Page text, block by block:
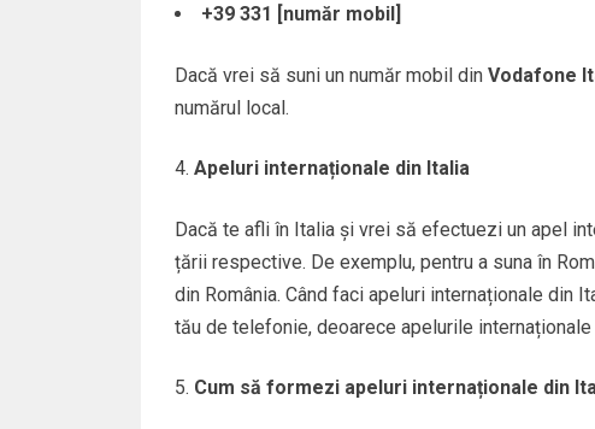
+39 331 [număr mobil]
Dacă vrei să suni un număr mobil din Vodafone
numărul local.
Apeluri internaționale din Italia
Dacă te afli în Italia și vrei să efectuezi un apel
țării respective. De exemplu, pentru a suna în
din România. Când faci apeluri internaționale din
tău de telefonie, deoarece apelurile
Cum să formezi apeluri internaționale din